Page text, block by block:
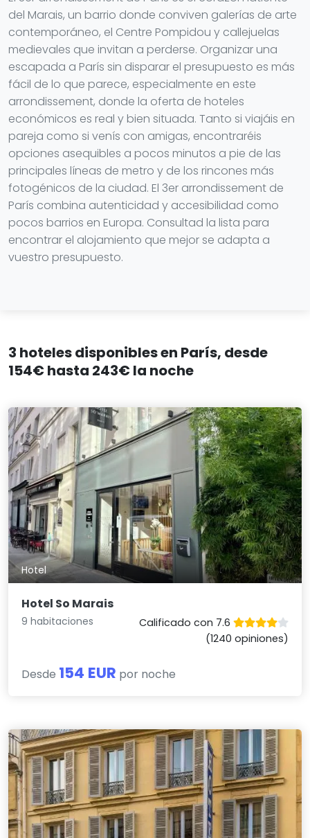
del Marais, un barrio donde conviven galerías de arte
contemporáneo, el Centre Pompidou y callejuelas
medievales que invitan a perderse. Organizar una
escapada a París sin disparar el presupuesto es más
fácil de lo que parece, especialmente en este
arrondissement, donde la oferta de hoteles
económicos es real y bien situada. Tanto si viajáis en
pareja como si venís con amigas, encontraréis
opciones asequibles a pocos minutos a pie de las
principales líneas de metro y de los rincones más
fotogénicos de la ciudad. El 3er arrondissement de
París combina autenticidad y accesibilidad como
pocos barrios en Europa. Consultad la lista para
encontrar el alojamiento que mejor se adapta a
vuestro presupuesto.
3 hoteles disponibles en París, desde
154€ hasta 243€ la noche
Hotel
Hotel So Marais
9 habitaciones
Calificado con 7.6
(1240 opiniones)
Desde 154 EUR por noche